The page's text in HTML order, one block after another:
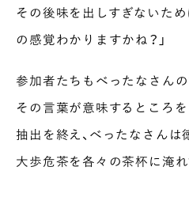
その後味を出しすぎないため
の感覚わかりますかね？」
参加者たちもべったなさん
その言葉が意味するところ
抽出を終え、べったなさんは
大歩危茶を各々の茶杯に淹れ